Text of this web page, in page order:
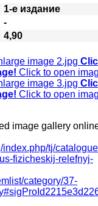
1-е издание
-
4,90
Click to open
Click to open
image gallery
index.php/tj/
fizicheskij-relefnyj-
category/37-